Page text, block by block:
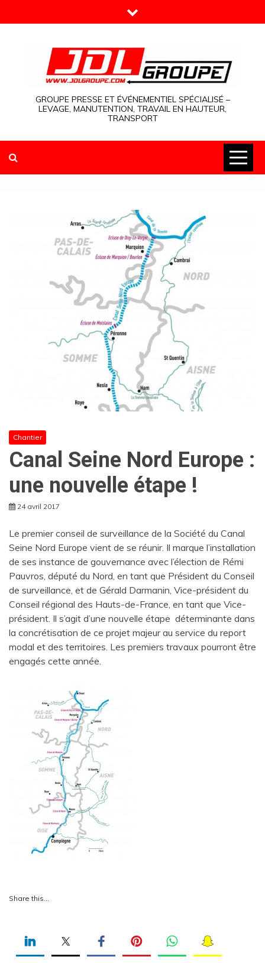
to
GROUPE PRESSE ET ÉVÉNEMENTIEL SPÉCIALISÉ –
LEVAGE, MANUTENTION, TRAVAIL EN HAUTEUR,
TRANSPORT
Chantier
Canal Seine Nord Europe :
une nouvelle étape !
24 avril 2017
Le premier conseil de surveillance de la Société du Canal
Seine Nord Europe vient de se réunir. Il marque l’installation
de ses instance de gouvernance avec l’élection de Rémi
Pauvros, député du Nord, en tant que Président du Conseil
de surveillance, et de Gérald Darmanin, Vice-président du
Conseil régional des Hauts-de-France, en tant que Vice-
président. Il s’agit d’une nouvelle étape déterminante dans
la concrétisation de ce projet majeur au service du report
modal et des territoires. Les premiers travaux pourront être
engagés cette année.
Share this…